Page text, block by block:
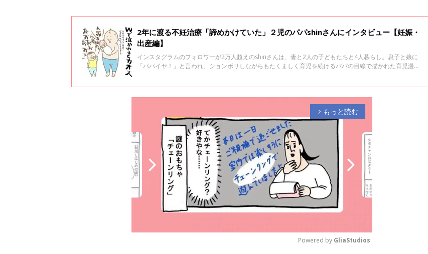
2年に渡る不妊治療「諦めかけていた」２児のパパshinさんにインタビュー【妊娠・
出産編】
インスタグラムのフォロワーが2万人超えのshinさんは、妻と2人の子どもたちと4人暮らし。息子と娘に
「パパイヤ！」と言われ、ションボリしながらもたくましく育児を続けるパパの目線で描かれた育児漫画
arrow_forward_ios もっと読む
Powered by GliaStudios